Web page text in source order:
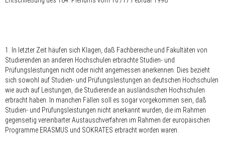
1. In letzter Zeit häufen sich Klagen, daß Fachbereiche und Fakultäten von
Studierenden an anderen Hochschulen erbrachte Studien- und
Prüfungsleistungen nicht oder nicht angemessen anerkennen. Dies bezieht
sich sowohl auf Studien- und Prüfungsleistungen an deutschen Hochschulen
wie auch auf Leistungen, die Studierende an ausländischen Hochschulen
erbracht haben. In manchen Fällen soll es sogar vorgekommen sein, daß
Studien- und Prüfungsleistungen nicht anerkannt wurden, die im Rahmen
gegenseitig vereinbarter Austauschverfahren im Rahmen der europäischen
Programme ERASMUS und SOKRATES erbracht worden waren.